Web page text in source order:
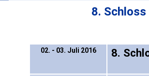
8.
02. - 03. Juli 2016
8.